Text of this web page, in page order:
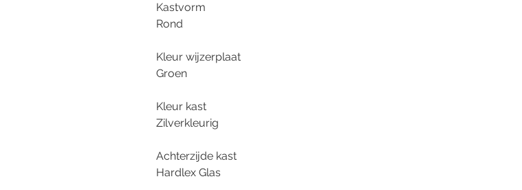
Kastvorm
Rond
Kleur wijzerplaat
Groen
Kleur kast
Zilverkleurig
Achterzijde kast
Hardlex Glas